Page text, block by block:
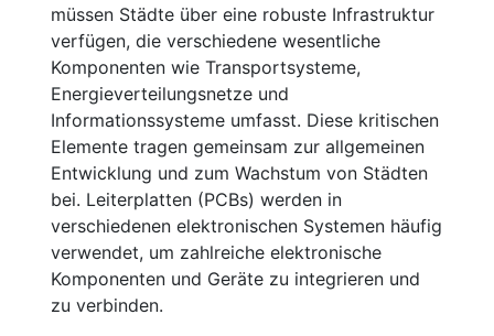
müssen Städte über eine robuste Infrastruktur
verfügen, die verschiedene wesentliche
Komponenten wie Transportsysteme,
Energieverteilungsnetze und
Informationssysteme umfasst. Diese kritischen
Elemente tragen gemeinsam zur allgemeinen
Entwicklung und zum Wachstum von Städten
bei. Leiterplatten (PCBs) werden in
verschiedenen elektronischen Systemen häufig
verwendet, um zahlreiche elektronische
Komponenten und Geräte zu integrieren und
zu verbinden.